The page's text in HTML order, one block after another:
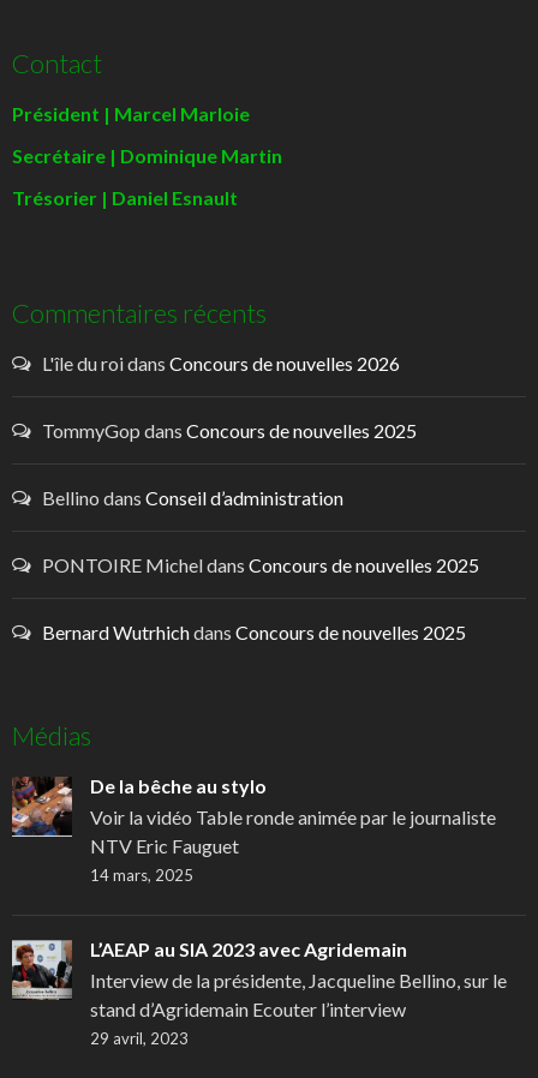
Contact
Président | Marcel Marloie
Secrétaire | Dominique Martin
Trésorier | Daniel Esnault
Commentaires récents
L'île du roidans Concours de nouvelles 2026
TommyGop dans Concours de nouvelles 2025
Bellino dans Conseil d’administration
PONTOIRE Micheldans Concours de nouvelles 2025
Bernard Wutrhichdans Concours de nouvelles 2025
Médias
De la bêche au stylo
Voir la vidéo Table ronde animée par le journaliste
NTV Eric Fauguet
14 mars, 2025
L’AEAP au SIA 2023 avec Agridemain
Interview de la présidente, Jacqueline Bellino, sur le
stand d’Agridemain Ecouter l’interview
29 avril, 2023